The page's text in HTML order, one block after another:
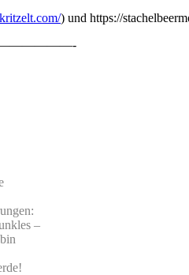
) und https://
–